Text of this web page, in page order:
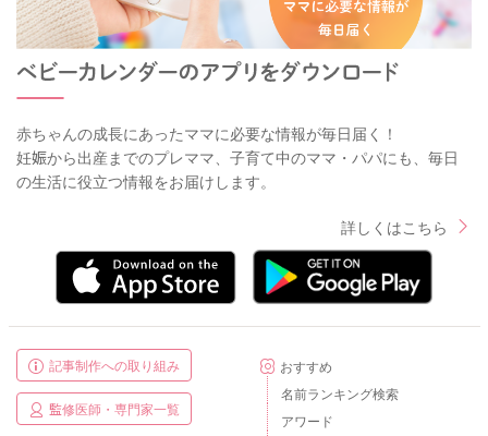
赤ちゃんの成長にあったママに必要な情報が毎日届く！
妊娠から出産までのプレママ、子育て中のママ・パパにも、毎日
の生活に役立つ情報をお届けします。
詳しくはこちら
記事制作への取り組み
監修医師・専門家一覧
おすすめ
名前ランキング検索
アワード